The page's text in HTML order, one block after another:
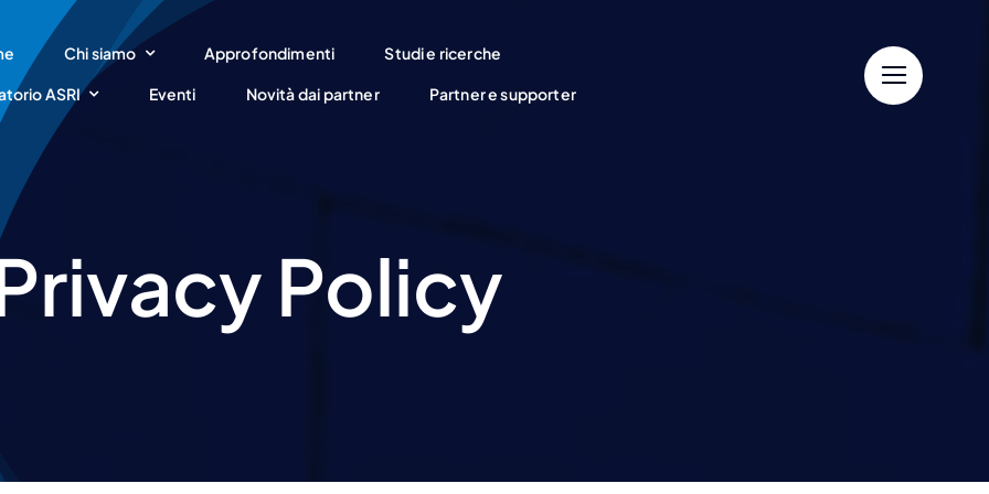
Chi siamo Approfondimenti Studi e ricerche
ASRI Eventi Novità dai partner Partner e supporter
Policy